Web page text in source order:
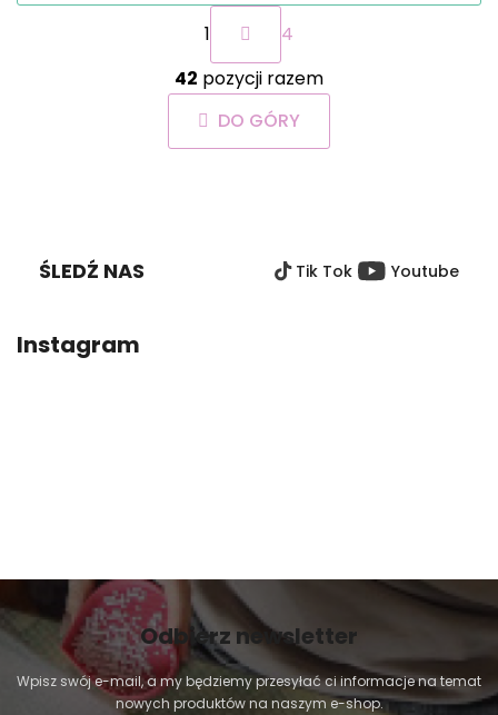
K
o
n
t
r
P
a
g
i
n
a
c
1
4
42 pozycji razem
DO GÓRY
ŚLEDŹ NAS Tik Tok Youtube
Instagram
Odbierz newsletter
Wpisz swój e-mail, a my będziemy przesyłać ci informacje na temat
nowych produktów na naszym e-shop.